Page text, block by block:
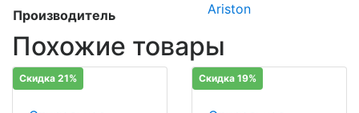
Производитель Ariston
Похожие товары
Скидка 21% Скидка 19%